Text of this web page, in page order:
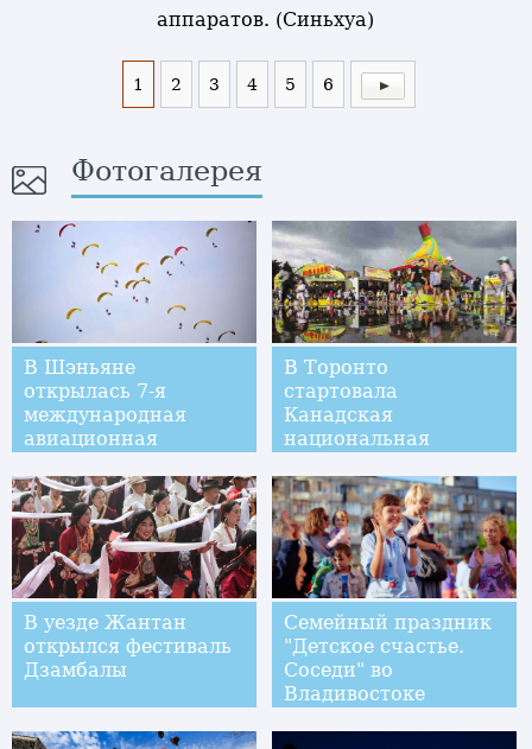
аппаратов. (Синьхуа)
1 2 3 4 5 6
Фотогалерея
В Шэньяне
открылась 7-я
международная
авиационная
В Торонто
стартовала
Канадская
национальная
В уезде Жантан
открылся фестиваль
Дзамбалы
Семейный праздник
"Детское счастье.
Соседи" во
Владивостоке